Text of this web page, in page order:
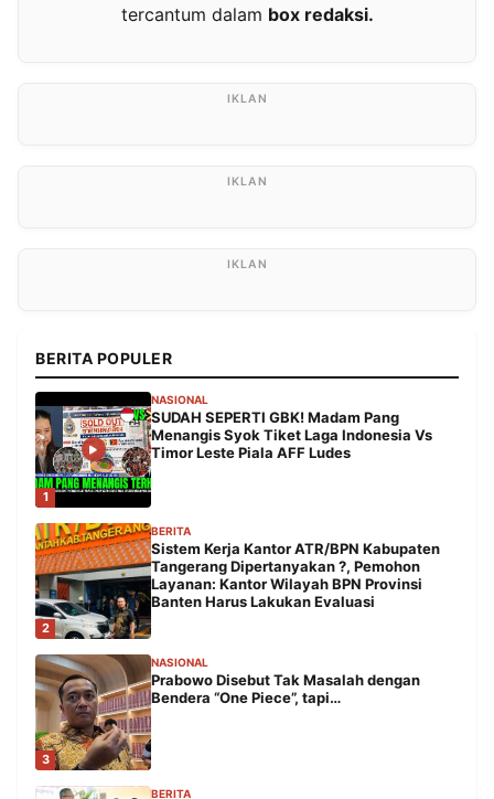
tercantum dalam box redaksi.
BERITA POPULER
1
NASIONAL
SUDAH SEPERTI GBK! Madam Pang
Menangis Syok Tiket Laga Indonesia Vs
Timor Leste Piala AFF Ludes
2
BERITA
Sistem Kerja Kantor ATR/BPN Kabupaten
Tangerang Dipertanyakan ?, Pemohon
Layanan: Kantor Wilayah BPN Provinsi
Banten Harus Lakukan Evaluasi
3
NASIONAL
Prabowo Disebut Tak Masalah dengan
Bendera “One Piece”, tapi…
BERITA